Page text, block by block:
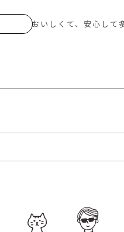
おいしくて、安心して